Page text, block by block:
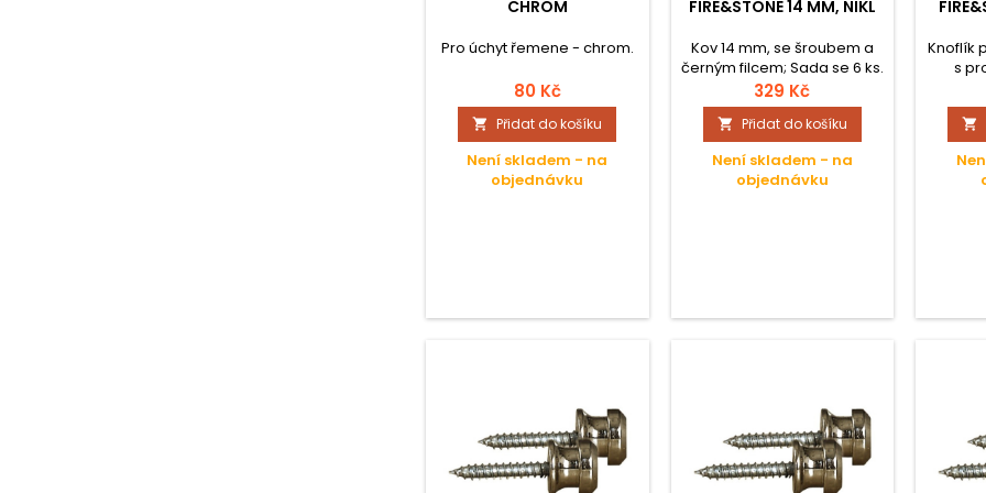
CHROM
Pro úchyt řemene - chrom.
80 Kč
 Přidat do košíku
Není skladem - na
objednávku
FIRE&STONE 14 MM, NIKL
Kov 14 mm, se šroubem a
černým filcem; Sada se 6 ks.
Cena za sadu;
329 Kč
 Přidat do košíku
Není skladem - na
objednávku
Knoflík
s
